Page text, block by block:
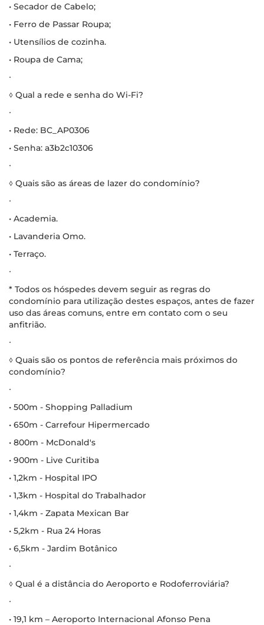
• Secador de Cabelo;
• Ferro de Passar Roupa;
• Utensílios de cozinha.
• Roupa de Cama;
∙
◊ Qual a rede e senha do Wi-Fi?
∙
• Rede: BC_AP0306
• Senha: a3b2c10306
∙
◊ Quais são as áreas de lazer do condomínio?
∙
• Academia.
• Lavanderia Omo.
• Terraço.
∙
* Todos os hóspedes devem seguir as regras do
condomínio para utilização destes espaços, antes de fazer
uso das áreas comuns, entre em contato com o seu
anfitrião.
∙
◊ Quais são os pontos de referência mais próximos do
condomínio?
∙
• 500m - Shopping Palladium
• 650m - Carrefour Hipermercado
• 800m - McDonald's
• 900m - Live Curitiba
• 1,2km - Hospital IPO
• 1,3km - Hospital do Trabalhador
• 1,4km - Zapata Mexican Bar
• 5,2km - Rua 24 Horas
• 6,5km - Jardim Botânico
∙
◊ Qual é a distância do Aeroporto e Rodoferroviária?
∙
• 19,1 km – Aeroporto Internacional Afonso Pena